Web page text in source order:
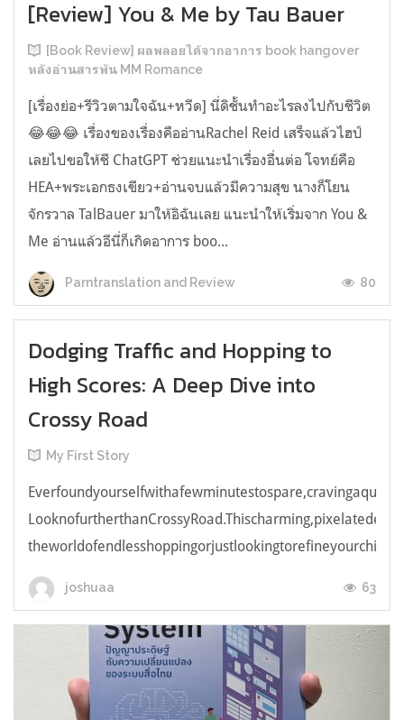
[Review] You & Me by Tau Bauer
[Book Review] ผลพลอยได้จากอาการ book hangover
หลังอ่านสารพัน MM Romance
[เรื่องย่อ+รีวิวตามใจฉัน+หวีด] นี่ดิชั้นทำอะไรลงไปกับชีวิต
😂😂😂 เรื่องของเรื่องคืออ่านRachel Reid เสร็จแล้วไฮป์
เลยไปขอให้ชี ChatGPT ช่วยแนะนำเรื่องอื่นต่อ โจทย์คือ
HEA+พระเอกธงเขียว+อ่านจบแล้วมีความสุข นางก็โยน
จักรวาล TalBauer มาให้อิฉันเลย แนะนำให้เริ่มจาก You &
Me อ่านแล้วอีนี่ก็เกิดอาการ boo...
Parntranslation and Review 80
Dodging Traffic and Hopping to
High Scores: A Deep Dive into
Crossy Road
My First Story
joshuaa 63